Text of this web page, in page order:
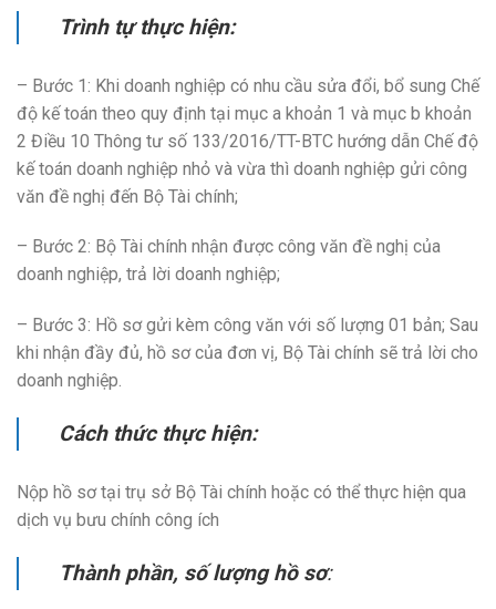
Trình tự thực hiện:
– Bước 1: Khi doanh nghiệp có nhu cầu sửa đổi, bổ sung Chế
độ kế toán theo quy định tại mục a khoản 1 và mục b khoản
2 Điều 10 Thông tư số 133/2016/TT-BTC hướng dẫn Chế độ
kế toán doanh nghiệp nhỏ và vừa thì doanh nghiệp gửi công
văn đề nghị đến Bộ Tài chính;
– Bước 2: Bộ Tài chính nhận được công văn đề nghị của
doanh nghiệp, trả lời doanh nghiệp;
– Bước 3: Hồ sơ gửi kèm công văn với số lượng 01 bản; Sau
khi nhận đầy đủ, hồ sơ của đơn vị, Bộ Tài chính sẽ trả lời cho
doanh nghiệp.
Cách thức thực hiện:
Nộp hồ sơ tại trụ sở Bộ Tài chính hoặc có thể thực hiện qua
dịch vụ bưu chính công ích
Thành phần, số lượng hồ sơ: